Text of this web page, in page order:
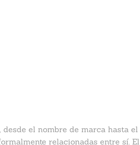
el nombre de marca hasta el
relacionadas entre sí. El